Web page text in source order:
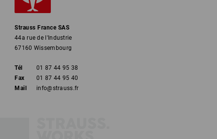
des chaussures aux infiltrations et à l'absorption d'eau
pendant 60 minutes min.)
Comme S2 + une semelle anti-perforation et une semelle
Strauss France SAS
44a rue de l'Industrie
67160 Wissembourg
Tél
01 87 44 95 38
Fax
01 87 44 95 40
Mail
info@strauss.fr